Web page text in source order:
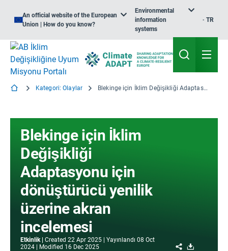
An official website of the European
Union | How do you know?
Environmental
information
systems
TR
Kategori: Olaylar Blekinge için İklim Değişikliği Adaptasyonu için dönüştürücü yenilik üzerine akran incelemesi
Blekinge için İklim
Değişikliği
Adaptasyonu için
dönüştürücü yenilik
üzerine akran
incelemesi
Etkinlik Created 22 Apr 2025 Yayınlandı 08 Oct
2024
Modified 16 Dec 2025 Share